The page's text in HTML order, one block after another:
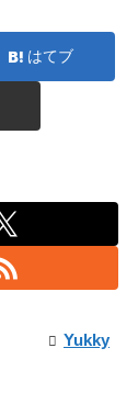
はてブ
Yukky